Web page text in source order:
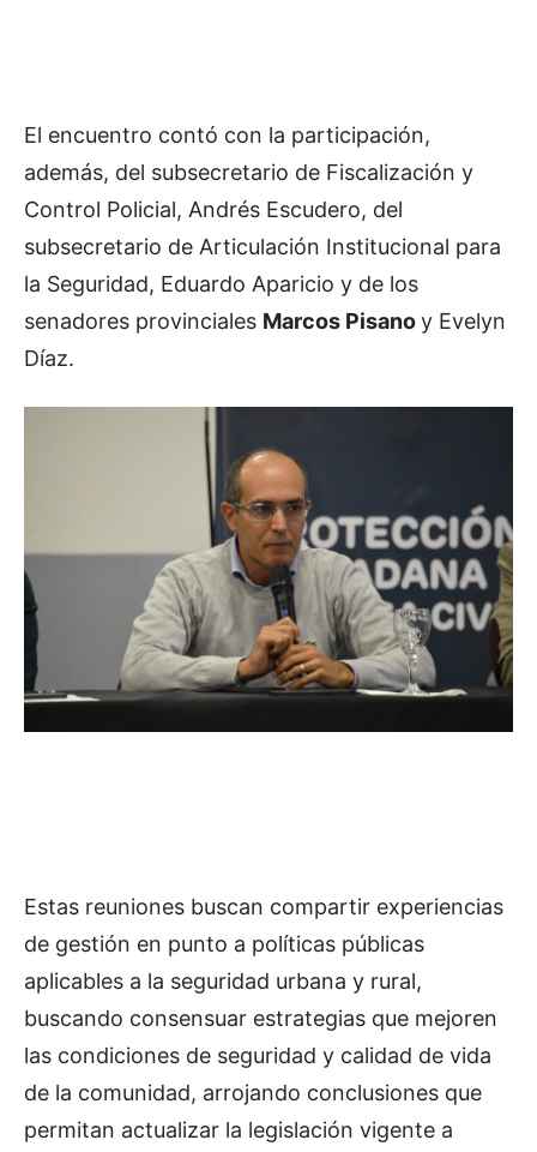
El encuentro contó con la participación,
además, del subsecretario de Fiscalización y
Control Policial, Andrés Escudero, del
subsecretario de Articulación Institucional para
la Seguridad, Eduardo Aparicio y de los
senadores provinciales Marcos Pisanoy Evelyn
Díaz.
Estas reuniones buscan compartir experiencias
de gestión en punto a políticas públicas
aplicables a la seguridad urbana y rural,
buscando consensuar estrategias que mejoren
las condiciones de seguridad y calidad de vida
de la comunidad, arrojando conclusiones que
permitan actualizar la legislación vigente a